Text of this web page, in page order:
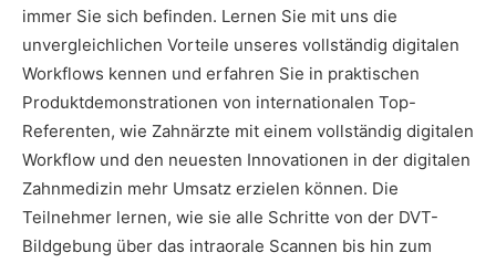
immer Sie sich befinden. Lernen Sie mit uns die
unvergleichlichen Vorteile unseres vollständig digitalen
Workflows kennen und erfahren Sie in praktischen
Produktdemonstrationen von internationalen Top-
Referenten, wie Zahnärzte mit einem vollständig digitalen
Workflow und den neuesten Innovationen in der digitalen
Zahnmedizin mehr Umsatz erzielen können. Die
Teilnehmer lernen, wie sie alle Schritte von der DVT-
Bildgebung über das intraorale Scannen bis hin zum